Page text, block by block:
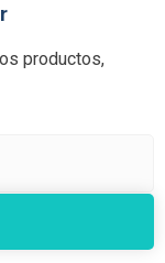
productos,